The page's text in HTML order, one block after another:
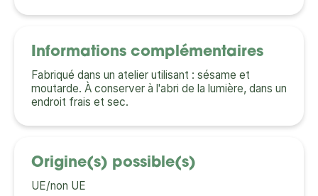
Informations complémentaires
Fabriqué dans un atelier utilisant : sésame et
moutarde. À conserver à l'abri de la lumière, dans un
endroit frais et sec.
Origine(s) possible(s)
UE/non UE